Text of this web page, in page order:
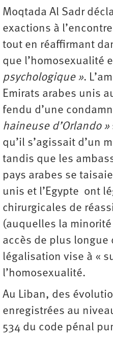
Moqtada Al Sadr
exactions à
tout en réaffirmant
que l’homosexualité
psychologique ».
Emirats arabes unis
fendu d’une
haineuse d’Orlando »
qu’il s’agissait d’un
tandis que les
pays arabes se
unis et l’Egypte ont
chirurgicales de
(auquelles la minorité
accès de plus longue
légalisation vise à «
l’homosexualité.
Au Liban, des
enregistrées au
534 du code pénal